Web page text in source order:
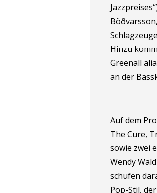
Hinzu
Greenall
an der
Auf dem
The Cure,
sowie zwei
Wendy
schufen
Pop-Stil,